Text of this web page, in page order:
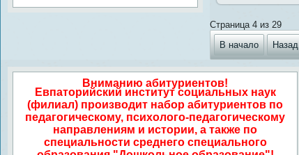
Страница 4 из 29
В начало
Назад
Вниманию абитуриентов!
Евпаторийский институт социальных наук
(филиал) производит набор абитуриентов по
педагогическому, психолого-педагогическому
направлениям и истории, а также по
специальности среднего специального